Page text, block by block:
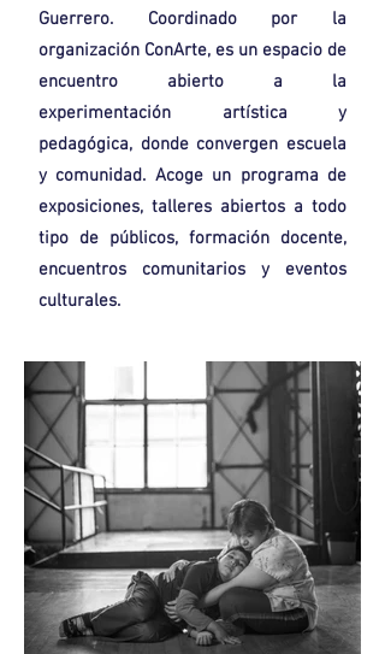
Guerrero. Coordinado por la
organización ConArte, es un espacio de
encuentro abierto a la
experimentación artística y
pedagógica, donde convergen escuela
y comunidad. Acoge un programa de
exposiciones, talleres abiertos a todo
tipo de públicos, formación docente,
encuentros comunitarios y eventos
culturales.